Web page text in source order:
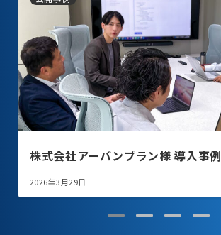
株式会社アーバンプラン様 導入事例
2026年3月29日